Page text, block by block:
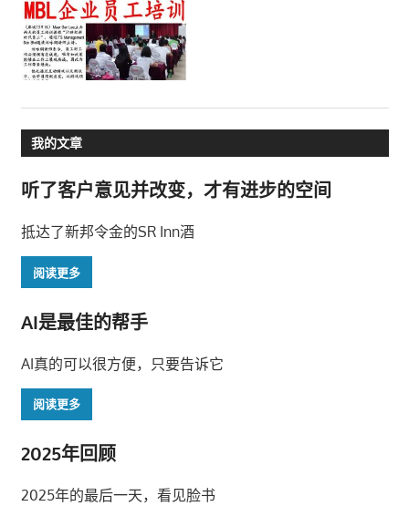
我的文章
听了客户意见并改变，才有进步的空间
抵达了新邦令金的SR Inn酒
阅读更多
AI是最佳的帮手
AI真的可以很方便，只要告诉它
阅读更多
2025年回顾
2025年的最后一天，看见脸书